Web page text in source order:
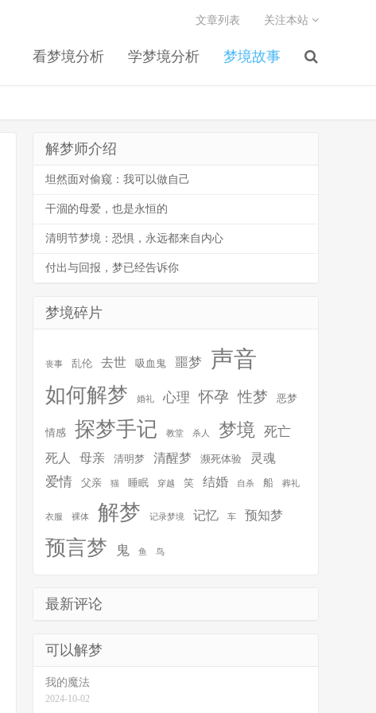
看梦境分析 学梦境分析 梦境故事
文章列表 关注本站
解梦师介绍
坦然面对偷窥：我可以做自己
干涸的母爱，也是永恒的
清明节梦境：恐惧，永远都来自内心
付出与回报，梦已经告诉你
梦境碎片
丧事 乱伦 去世 吸血鬼 噩梦 声音
如何解梦 婚礼 心理 怀孕 性梦 恶梦
情感 探梦手记 教堂 杀人 梦境 死亡
死人 母亲 清明梦 清醒梦 濒死体验 灵魂
爱情 父亲 猫 睡眠 穿越 笑 结婚 自杀 船 葬礼
衣服 裸体 解梦 记录梦境 记忆 车 预知梦
预言梦 鬼 鱼 鸟
最新评论
可以解梦
我的魔法
2024-10-02